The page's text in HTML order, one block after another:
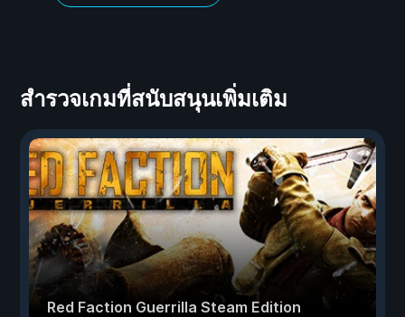
สำรวจเกมที่สนับสนุนเพิ่มเติม
Red Faction Guerrilla Steam Edition